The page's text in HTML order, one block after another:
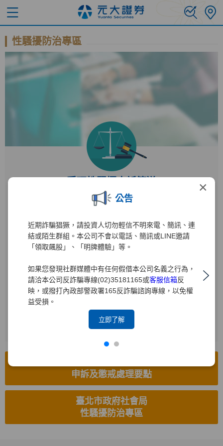
×
公告
近期詐騙猖獗，請投資人切勿輕信不明來電、簡訊、連
結或陌生群組。本公司不會以電話、簡訊或LINE邀請
「領取飆股」、「明牌體驗」等。
如果您發現社群媒體中有任何假借本公司名義之行為，
請洽本公司反詐騙專線(02)35181165或客服信箱反
映，或撥打內政部警政署165反詐騙諮詢專線，以免權
益受損。
立即了解
性騷擾防治專區
受理單位
受理電話
(02)2719-1715
電子信箱
hr8585.brk@yuanta.com
(02)2514-8626
申訴及懲戒處理要點
臺北市政府社會局
性騷擾防治專區